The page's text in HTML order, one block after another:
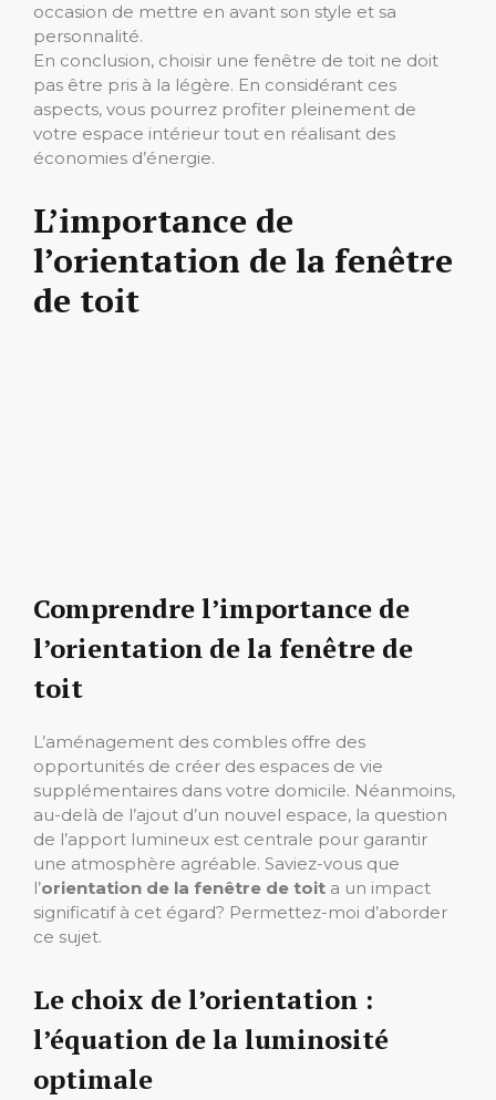
occasion de mettre en avant son style et sa
personnalité.
En conclusion, choisir une fenêtre de toit ne doit
pas être pris à la légère. En considérant ces
aspects, vous pourrez profiter pleinement de
votre espace intérieur tout en réalisant des
économies d’énergie.
L’importance de
l’orientation de la fenêtre
de toit
Comprendre l’importance de
l’orientation de la fenêtre de
toit
L’aménagement des combles offre des
opportunités de créer des espaces de vie
supplémentaires dans votre domicile. Néanmoins,
au-delà de l’ajout d’un nouvel espace, la question
de l’apport lumineux est centrale pour garantir
une atmosphère agréable. Saviez-vous que
l’orientation de la fenêtre de toit a un impact
significatif à cet égard? Permettez-moi d’aborder
ce sujet.
Le choix de l’orientation :
l’équation de la luminosité
optimale